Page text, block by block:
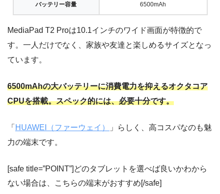
バッテリー容量 6500mAh
MediaPad T2 Proは10.1インチのワイド画面が特徴的で
す。一人だけでなく、家族や友達と楽しめるサイズとなっ
ています。
6500mAhの大バッテリーに消費電力を抑えるオクタコア
CPUを搭載。スペック的には、必要十分です。
「 HUAWEI（ファーウェイ）
」らしく、高コスパなのも魅
力の端末です。
[safe title=”POINT”]どのタブレットを選べば良いかわから
ない場合は、こちらの端末がおすすめ[/safe]